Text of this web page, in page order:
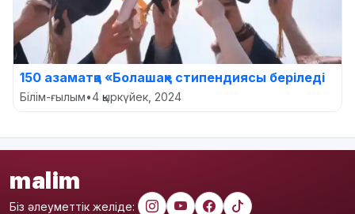
150 азаматқа «Болашақ» стипендиясы беріледі
Білім-ғылым•4 қыркүйек, 2024
malim
Біз әлеуметтік желіде: